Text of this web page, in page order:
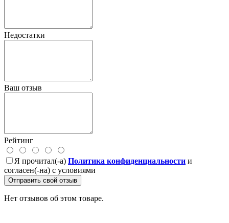
Недостатки
Ваш отзыв
Рейтинг
Я прочитал(-а) Политика конфиденциальности и
согласен(-на) с условиями
Отправить свой отзыв
Нет отзывов об этом товаре.